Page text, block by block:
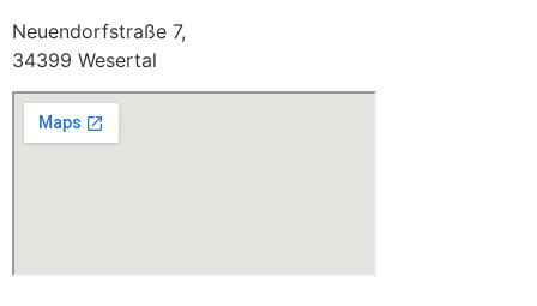
Neuendorfstraße 7,
34399 Wesertal